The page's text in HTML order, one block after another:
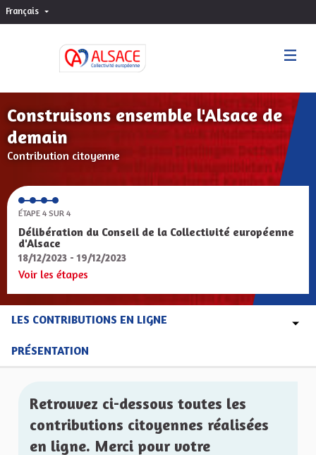
Français Choisir la langue
Construisons ensemble l'Alsace de
demain
Contribution citoyenne
ÉTAPE 4 SUR 4
Délibération du Conseil de la Collectivité européenne
d'Alsace
18/12/2023 - 19/12/2023
Voir les étapes
LES CONTRIBUTIONS EN LIGNE
PRÉSENTATION
Retrouvez ci-dessous toutes les
contributions citoyennes réalisées
en ligne. Merci pour votre